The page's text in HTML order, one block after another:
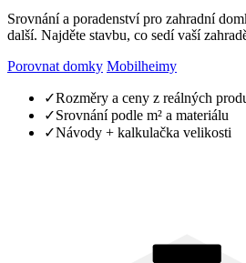
Srovnání a poradenství pro zahradní
další. Najděte stavbu, co sedí vaší
Porovnat domky Mobilheimy
✓Rozměry a ceny z reálných
✓Srovnání podle m² a materiálu
✓Návody + kalkulačka velikosti